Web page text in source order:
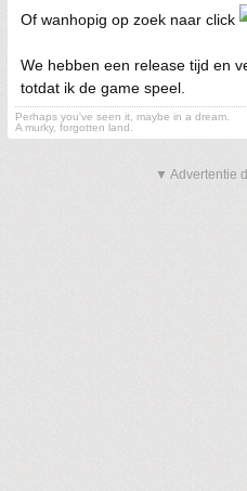
Of wanhopig op zoek naar click
We hebben een release tijd en
totdat ik de game speel.
Perhaps you've seen it, maybe in a dream.
A murky, forgotten land.
▼ Advertentie